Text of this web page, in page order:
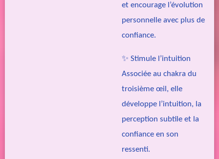
et encourage l’évolution
personnelle avec plus de
confiance.
✨ Stimule l’intuition
Associée au chakra du
troisième œil, elle
développe l’intuition, la
perception subtile et la
confiance en son
ressenti.